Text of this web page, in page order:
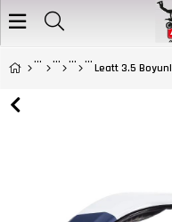
Leatt 3.5